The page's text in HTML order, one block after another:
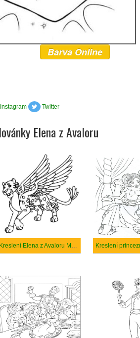
Barva Online
Instagram Twitter
Elena z Avaloru
Kreslení Elena z Avaloru Migs